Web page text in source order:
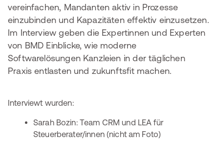
vereinfachen, Mandanten aktiv in Prozesse
einzubinden und Kapazitäten effektiv einzusetzen.
Im Interview geben die Expertinnen und Experten
von BMD Einblicke, wie moderne
Softwarelösungen Kanzleien in der täglichen
Praxis entlasten und zukunftsfit machen.
Interviewt wurden:
Sarah Bozin: Team CRM und LEA für
Steuerberater/innen (nicht am Foto)